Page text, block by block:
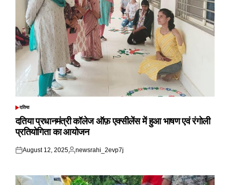
POSTED
दतिया
दतिया प्रधानमंत्री कॉलेज ऑफ़ एक्सीलेंस में हुआ भाषण एवं रंगोली
प्रतियोगिता का आयोजन
Posted
August 12, 2025
Posted
newsrahi_2evp7j